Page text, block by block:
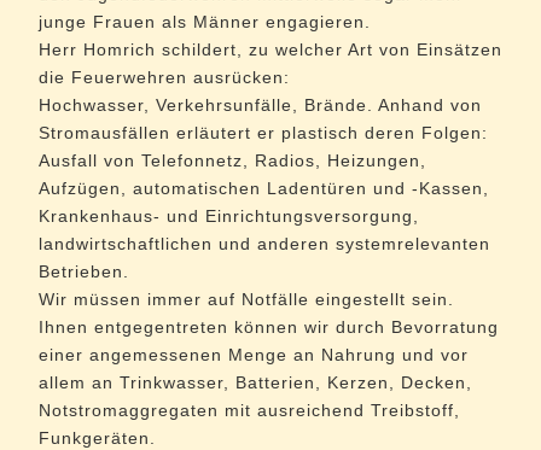
junge Frauen als Männer engagieren.
Herr Homrich schildert, zu welcher Art von Einsätzen
die Feuerwehren ausrücken:
Hochwasser, Verkehrsunfälle, Brände. Anhand von
Stromausfällen erläutert er plastisch deren Folgen:
Ausfall von Telefonnetz, Radios, Heizungen,
Aufzügen, automatischen Ladentüren und -Kassen,
Krankenhaus- und Einrichtungsversorgung,
landwirtschaftlichen und anderen systemrelevanten
Betrieben.
Wir müssen immer auf Notfälle eingestellt sein.
Ihnen entgegentreten können wir durch Bevorratung
einer angemessenen Menge an Nahrung und vor
allem an Trinkwasser, Batterien, Kerzen, Decken,
Notstromaggregaten mit ausreichend Treibstoff,
Funkgeräten.